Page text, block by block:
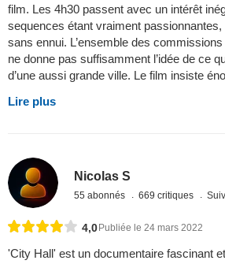
film. Les 4h30 passent avec un intérêt
sequences étant vraiment
sans ennui. L’ensemble des
ne donne pas suffisamment l’idée de ce
d’une aussi grande ville. Le film insiste
Lire plus
Nicolas S
55 abonnés 669 critiques
4,0 Publiée le 24 mars 2022
'City Hall' est un documentaire fascinant